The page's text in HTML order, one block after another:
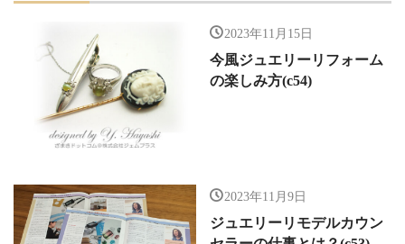
2023年11月15日
今風ジュエリーリフォーム
の楽しみ方(c54)
2023年11月9日
ジュエリーリモデルカウン